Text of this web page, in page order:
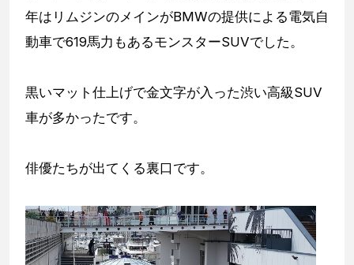
年はリムジンのメインがBMWの提供による電気自
動車で619馬力もあるモンスターSUVでした。
黒いマット仕上げで金文字が入った渋い高級SUV
車が多かったです。
俳優たちが出てくる裏口です。